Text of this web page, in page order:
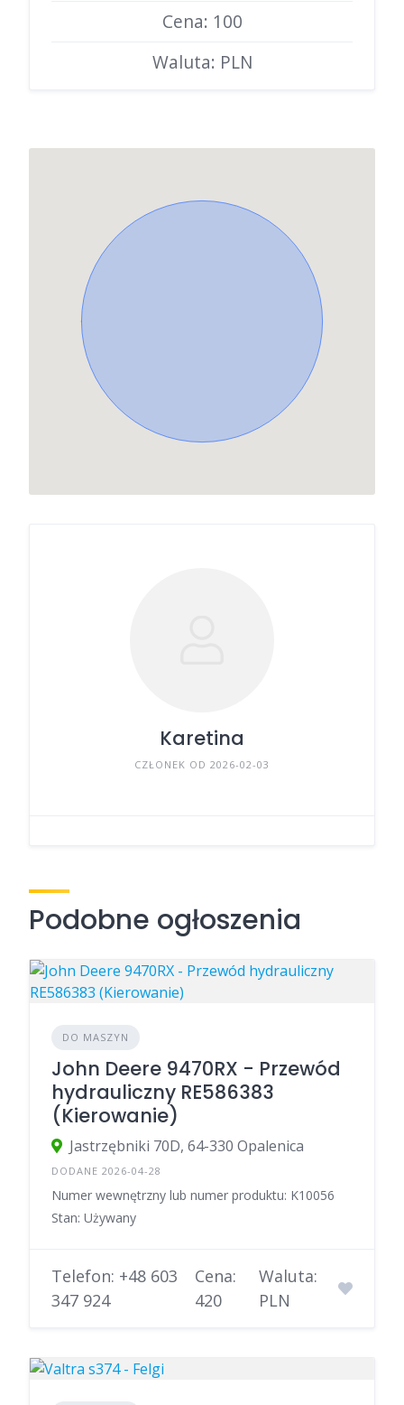
Cena: 100
Waluta: PLN
Karetina
CZŁONEK OD 2026-02-03
Podobne ogłoszenia
DO MASZYN
John Deere 9470RX - Przewód
hydrauliczny RE586383
(Kierowanie)
Jastrzębniki 70D, 64-330 Opalenica
DODANE 2026-04-28
Numer wewnętrzny lub numer produktu: K10056
Stan: Używany
Telefon: +48 603
347 924
Cena:
420
Waluta:
PLN